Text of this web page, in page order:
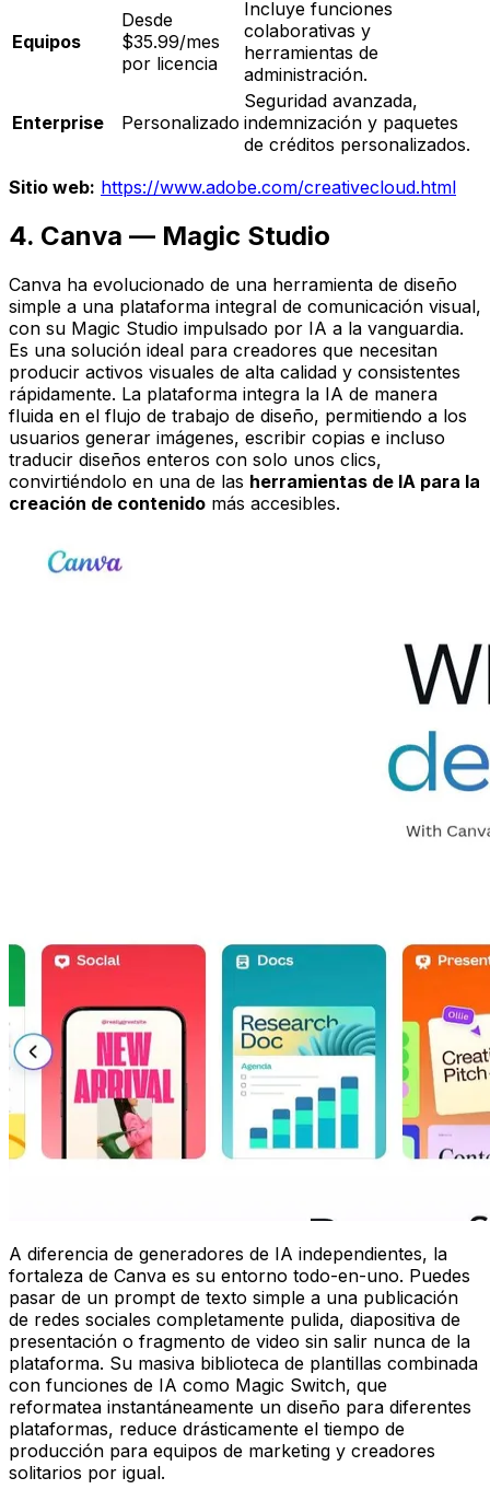
Equipos
Desde
$35.99/mes
por licencia
Incluye funciones
colaborativas y
herramientas de
administración.
Enterprise Personalizado
Seguridad avanzada,
indemnización y paquetes
de créditos personalizados.
Sitio web: https://www.adobe.com/creativecloud.html
4. Canva — Magic Studio
Canva ha evolucionado de una herramienta de diseño
simple a una plataforma integral de comunicación visual,
con su Magic Studio impulsado por IA a la vanguardia.
Es una solución ideal para creadores que necesitan
producir activos visuales de alta calidad y consistentes
rápidamente. La plataforma integra la IA de manera
fluida en el flujo de trabajo de diseño, permitiendo a los
usuarios generar imágenes, escribir copias e incluso
traducir diseños enteros con solo unos clics,
convirtiéndolo en una de las herramientas de IA para la
creación de contenido más accesibles.
A diferencia de generadores de IA independientes, la
fortaleza de Canva es su entorno todo-en-uno. Puedes
pasar de un prompt de texto simple a una publicación
de redes sociales completamente pulida, diapositiva de
presentación o fragmento de video sin salir nunca de la
plataforma. Su masiva biblioteca de plantillas combinada
con funciones de IA como Magic Switch, que
reformatea instantáneamente un diseño para diferentes
plataformas, reduce drásticamente el tiempo de
producción para equipos de marketing y creadores
solitarios por igual.